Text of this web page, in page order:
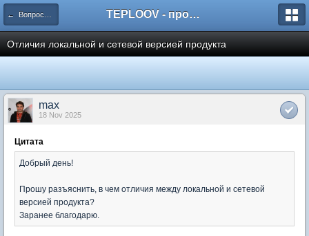
← Вопросы и ответы пользователей TEPLOOV - программный комплекс для расчёта систем отопления и вентиляции
Отличия локальной и сетевой версией продукта
max
18 Nov 2025
Цитата
Добрый день!
Прошу разъяснить, в чем отличия между локальной и сетевой
версией продукта?
Заранее благодарю.